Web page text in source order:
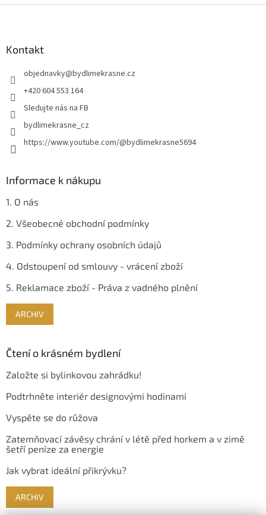
l
p
ý
Kontakt
objednavky@bydlimekrasne.cz
+420 604 553 164
Sledujte nás na FB
bydlimekrasne_cz
https://www.youtube.com/@bydlimekrasne5694
Informace k nákupu
1. O nás
2. Všeobecné obchodní podmínky
3. Podmínky ochrany osobních údajů
4. Odstoupení od smlouvy - vrácení zboží
5. Reklamace zboží - Práva z vadného plnění
ARCHIV
Čtení o krásném bydlení
Založte si bylinkovou zahrádku!
Podtrhněte interiér designovými hodinami
Vyspěte se do růžova
Zatemňovací závěsy chrání v létě před horkem a v zimě
šetří peníze za energie
Jak vybrat ideální přikrývku?
ARCHIV